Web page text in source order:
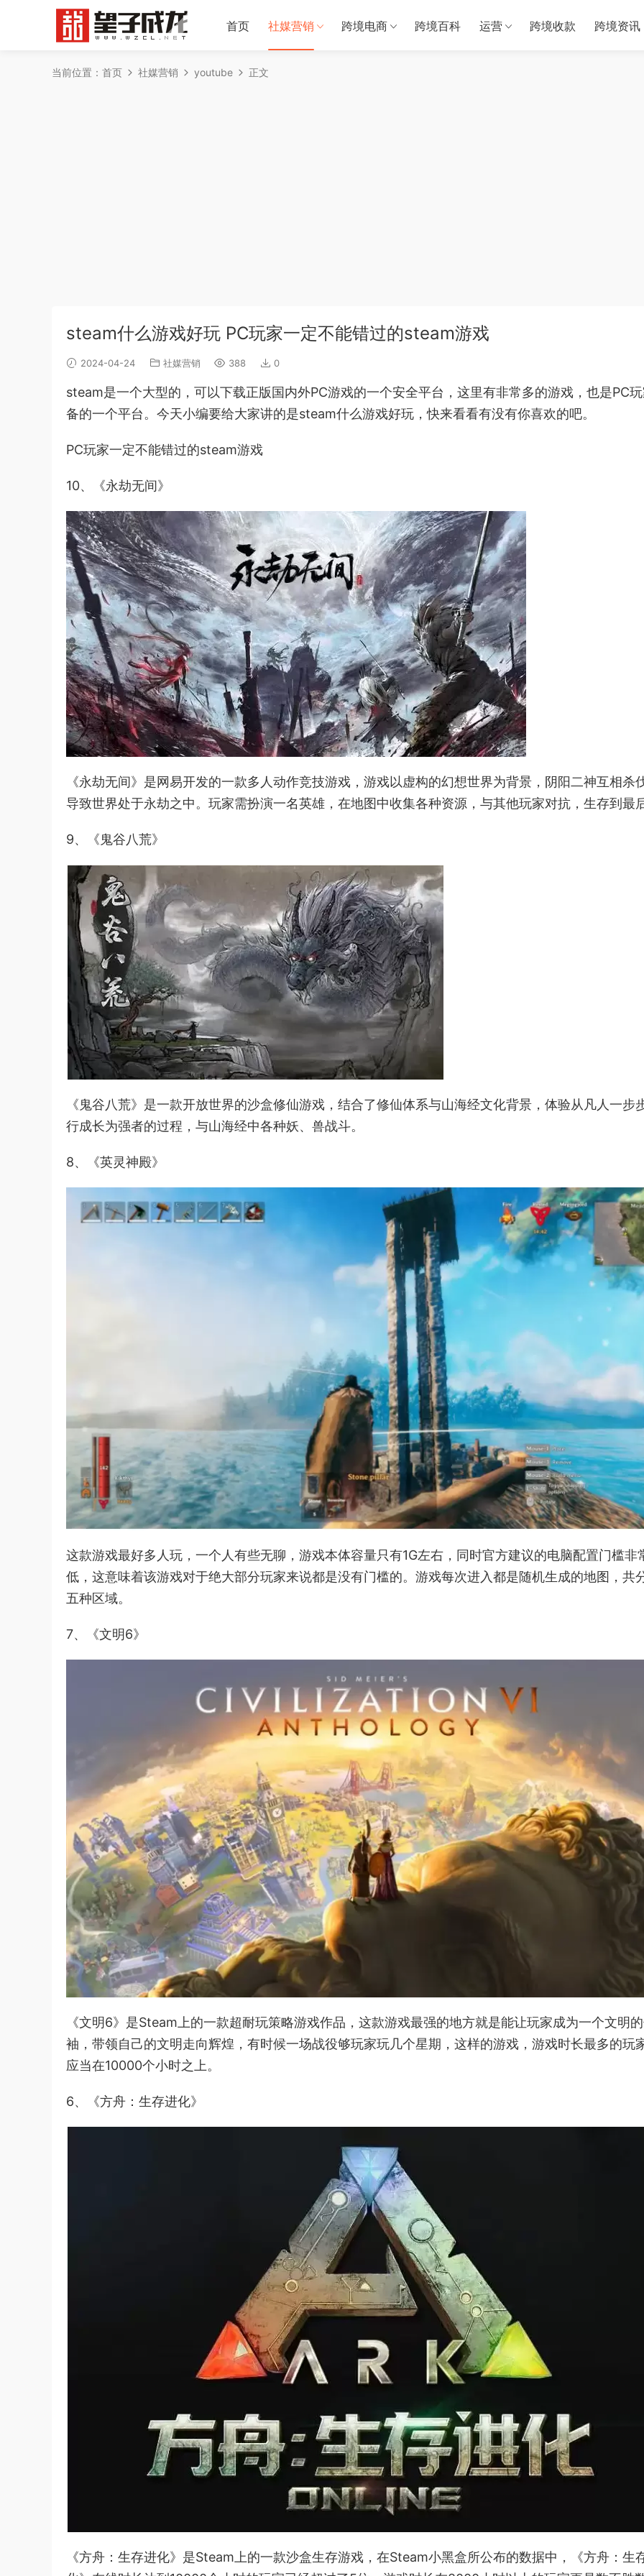
首页 社媒营销 跨境电商 跨境百科 运营 跨境收款 跨境资讯
当前位置： 首页 社媒营销 youtube 正文
steam什么游戏好玩 PC玩家一定不能错过的steam游戏
2024-04-24 社媒营销 388 0
steam是一个大型的，可以下载正版国内外PC游戏的一个安全平台，这里有非常多的游戏，也是PC
备的一个平台。今天小编要给大家讲的是steam什么游戏好玩，快来看看有没有你喜欢的吧。
PC玩家一定不能错过的steam游戏
10、《永劫无间》
《永劫无间》是网易开发的一款多人动作竞技游戏，游戏以虚构的幻想世界为背景，阴阳二神互相杀
导致世界处于永劫之中。玩家需扮演一名英雄，在地图中收集各种资源，与其他玩家对抗，生存到最
9、《鬼谷八荒》
《鬼谷八荒》是一款开放世界的沙盒修仙游戏，结合了修仙体系与山海经文化背景，体验从凡人一步
行成长为强者的过程，与山海经中各种妖、兽战斗。
8、《英灵神殿》
这款游戏最好多人玩，一个人有些无聊，游戏本体容量只有1G左右，同时官方建议的电脑配置门槛非
低，这意味着该游戏对于绝大部分玩家来说都是没有门槛的。游戏每次进入都是随机生成的地图，共
五种区域。
7、《文明6》
《文明6》是Steam上的一款超耐玩策略游戏作品，这款游戏最强的地方就是能让玩家成为一个文明
袖，带领自己的文明走向辉煌，有时候一场战役够玩家玩几个星期，这样的游戏，游戏时长最多的玩
应当在10000个小时之上。
6、《方舟：生存进化》
《方舟：生存进化》是Steam上的一款沙盒生存游戏，在Steam小黑盒所公布的数据中，《方舟：生